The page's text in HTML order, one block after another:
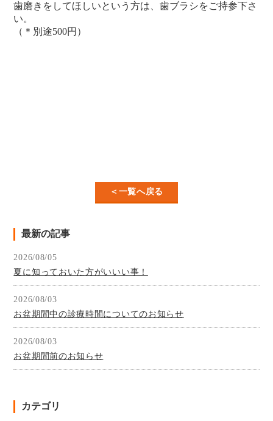
歯磨きをしてほしいという方は、歯ブラシをご持参下さ
い。
（＊別途500円）
＜一覧へ戻る
最新の記事
2026/08/05
夏に知っておいた方がいいい事！
2026/08/03
お盆期間中の診療時間についてのお知らせ
2026/08/03
お盆期間前のお知らせ
カテゴリ